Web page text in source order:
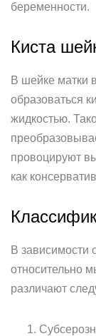
беременности.
Киста
В шейке матки
образоваться
жидкостью.
провоцируют
как
В зависимости
относительно
различают